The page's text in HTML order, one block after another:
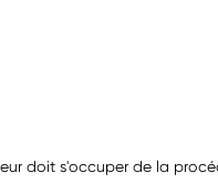
doit s'occuper de la